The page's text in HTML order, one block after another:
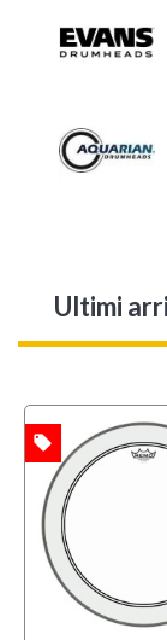
Ultimi
local_offer